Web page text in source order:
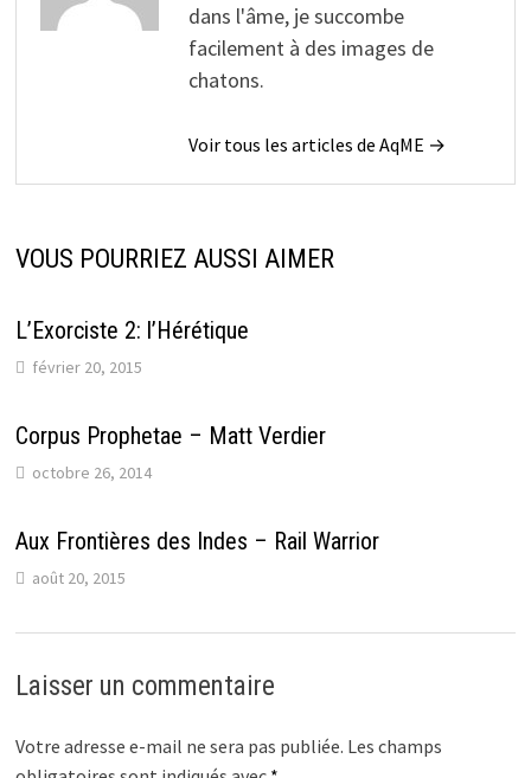
dans l'âme, je succombe
facilement à des images de
chatons.
Voir tous les articles de AqME →
VOUS POURRIEZ AUSSI AIMER
L’Exorciste 2: l’Hérétique
février 20, 2015
Corpus Prophetae – Matt Verdier
octobre 26, 2014
Aux Frontières des Indes – Rail Warrior
août 20, 2015
Laisser un commentaire
Votre adresse e-mail ne sera pas publiée. Les champs